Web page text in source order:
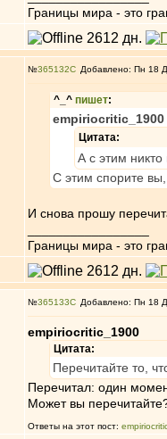
Границы мира - это
№365132 Добавлено: Пн 18
^_^ пишет:
empiriocritic_1900
Цитата:
А с этим никто
С этим спорите вы,
И снова прошу
Границы мира - это
№365133 Добавлено: Пн 18
empiriocritic_1900
Цитата:
Перечитайте то,
Перечитал: один
Может вы
Ответы на этот пост: